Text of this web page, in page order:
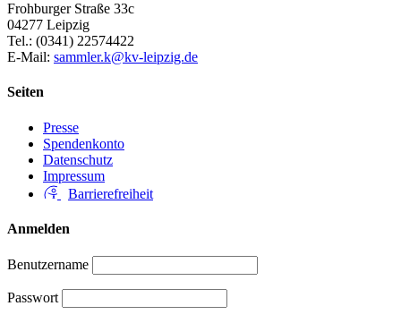
Frohburger Straße 33c
04277 Leipzig
Tel.: (0341) 22574422
E-Mail: sammler.k@kv-leipzig.de
Seiten
Presse
Spendenkonto
Datenschutz
Impressum
Barrierefreiheit
Anmelden
Benutzername
Passwort